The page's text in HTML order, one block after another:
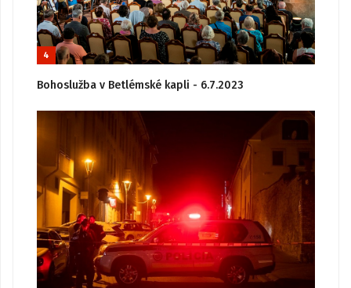
4
Bohoslužba v Betlémské kapli - 6.7.2023